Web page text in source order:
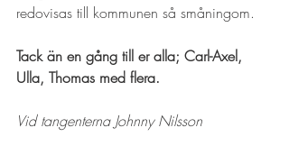
redovisas till kommunen så småningom.
Tack än en gång till er alla; Carl-Axel,
Ulla, Thomas med flera.
Vid tangenterna Johnny Nilsson